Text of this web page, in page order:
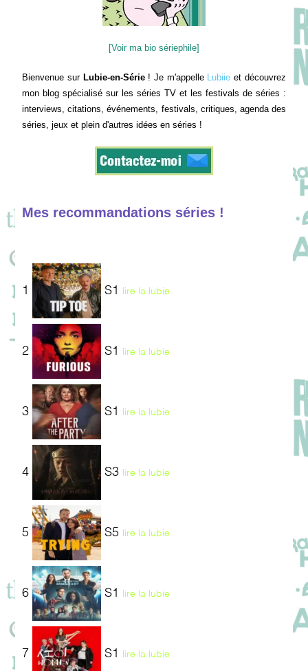
[Voir ma bio sériephile]
Bienvenue sur Lubie-en-Série! Je m'appelle Lubiie et découvrez
mon blog spécialisé sur les séries TV et les festivals de séries :
interviews, citations, événements, festivals, critiques, agenda des
séries, jeux et plein d'autres idées en séries !
Mes recommandations séries !
1 S1 lire la lubie
2 S1 lire la lubie
3 S1 lire la lubie
4 S3 lire la lubie
5 S5 lire la lubie
6 S1 lire la lubie
7 S1 lire la lubie